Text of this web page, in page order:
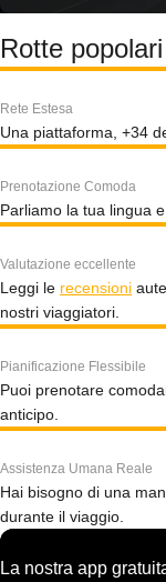
Rotte
Rete Estesa
Una piattaforma, +34
Prenotazione Comoda
Parliamo la tua lingua
Valutazione eccellente
Leggi le recensioni
nostri viaggiatori.
Pianificazione Flessibile
Puoi prenotare
anticipo.
Assistenza Umana Reale
Hai bisogno di una
durante il viaggio.
La nostra app